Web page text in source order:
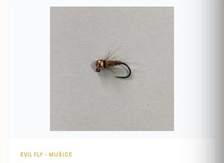
EVIL FLY - MUŠICE